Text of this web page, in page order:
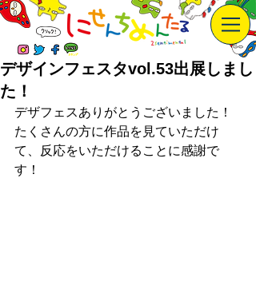
デザインフェスタvol.53出展しまし
た！
デザフェスありがとうございました！
たくさんの方に作品を見ていただけ
て、反応をいただけることに感謝で
す！